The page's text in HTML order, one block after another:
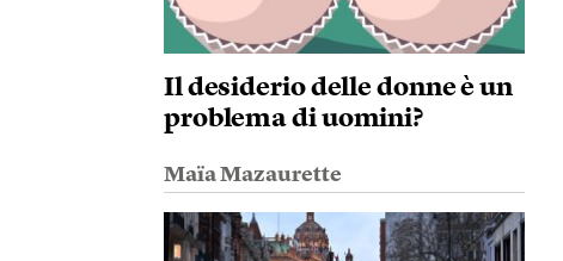
Il desiderio delle donne è un
problema di uomini?
Maïa Mazaurette